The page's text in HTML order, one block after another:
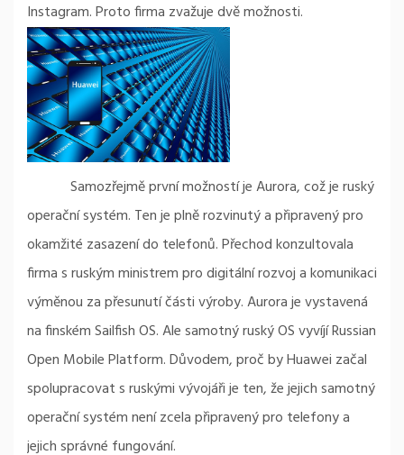
Instagram. Proto firma zvažuje dvě možnosti.
Samozřejmě první možností je Aurora, což je ruský
operační systém. Ten je plně rozvinutý a připravený pro
okamžité zasazení do telefonů. Přechod konzultovala
firma s ruským ministrem pro digitální rozvoj a komunikaci
výměnou za přesunutí části výroby. Aurora je vystavená
na finském Sailfish OS. Ale samotný ruský OS vyvíjí Russian
Open Mobile Platform. Důvodem, proč by Huawei začal
spolupracovat s ruskými vývojáři je ten, že jejich samotný
operační systém není zcela připravený pro telefony a
jejich správné fungování.